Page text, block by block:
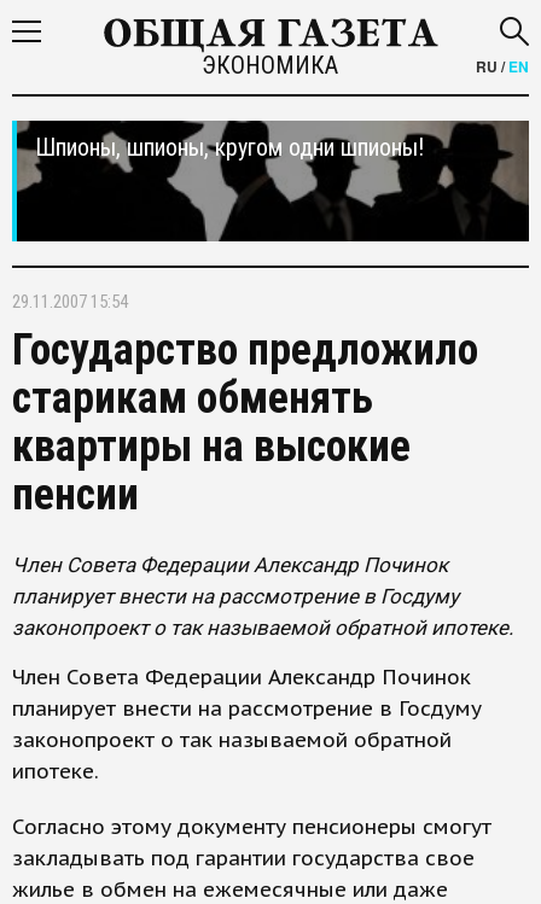
ЭКОНОМИКА RU /EN
Шпионы, шпионы, кругом одни шпионы!
29.11.2007 15:54
Государство предложило
старикам обменять
квартиры на высокие
пенсии
Член Совета Федерации Александр Починок
планирует внести на рассмотрение в Госдуму
законопроект о так называемой обратной ипотеке.
Член Совета Федерации Александр Починок
планирует внести на рассмотрение в Госдуму
законопроект о так называемой обратной
ипотеке.
Согласно этому документу пенсионеры смогут
закладывать под гарантии государства свое
жилье в обмен на ежемесячные или даже